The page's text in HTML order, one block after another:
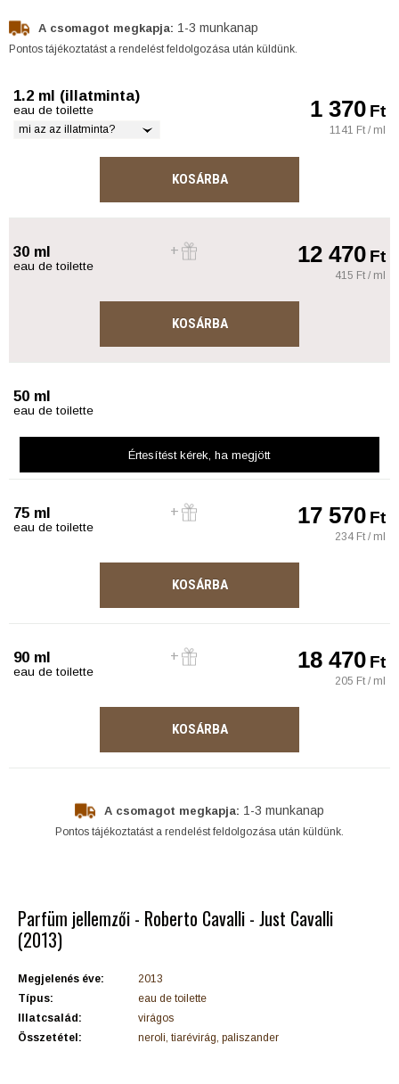
A csomagot megkapja: 1-3 munkanap
Pontos tájékoztatást a rendelést feldolgozása után küldünk.
1.2 ml (illatminta)
eau de toilette
mi az az illatminta?
1 370Ft
1141 Ft / ml
KOSÁRBA
30 ml
eau de toilette 12 470Ft
415 Ft / ml
KOSÁRBA
50 ml
eau de toilette
Értesítést kérek , ha megjött
75 ml
eau de toilette 17 570Ft
234 Ft / ml
KOSÁRBA
90 ml
eau de toilette 18 470Ft
205 Ft / ml
KOSÁRBA
A csomagot megkapja: 1-3 munkanap
Pontos tájékoztatást a rendelést feldolgozása után küldünk.
Parfüm jellemzői - Roberto Cavalli - Just Cavalli
(2013)
Megjelenés éve:
2013
Típus:
eau de toilette
Illatcsalád:
virágos
Összetétel:
neroli, tiarévirág, paliszander